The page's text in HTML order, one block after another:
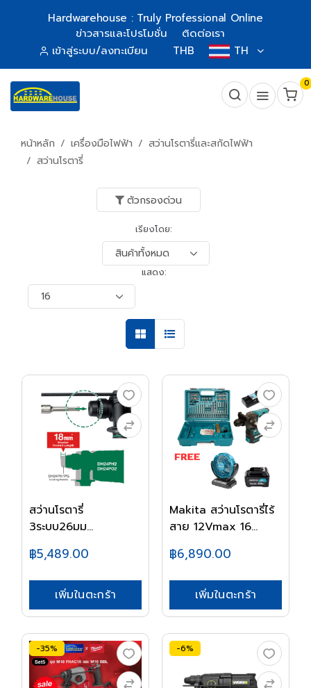
Hardwarehouse : Truly Professional Online
ข่าวสารและโปรโมชั่น
ติดต่อเรา
เข้าสู่ระบบ/ลงทะเบียน
THB TH
0
หน้าหลัก เครื่องมือไฟฟ้า
สว่านโรตารี่และสกัดไฟฟ้า
สว่านโรตารี่
ตัวกรองด่วน
เรียงโดย:
แสดง:
สว่านโรตารี่
3ระบบ26มม
฿5,489.00
เพิ่มในตะกร้า
Makita สว่านโรตารี่ไร้
สาย 12Vmax 16...
฿6,890.00
เพิ่มในตะกร้า
-35% -6%